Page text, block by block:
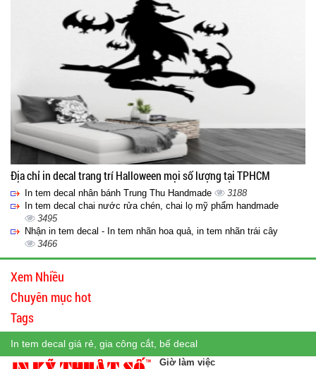
Địa chỉ in decal trang trí Halloween mọi số lượng tại TPHCM
In tem decal nhân bánh Trung Thu Handmade
3188
In tem decal chai nước rửa chén, chai lọ mỹ phẩm handmade
3495
Nhận in tem decal - In tem nhãn hoa quả, in tem nhãn trái cây
3466
Xem Nhiều
Chuyên mục hot
Tags
In tem decal giá rẻ, gia công cắt, bế decal
Giờ làm việc